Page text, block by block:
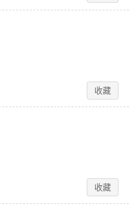
收藏
收藏